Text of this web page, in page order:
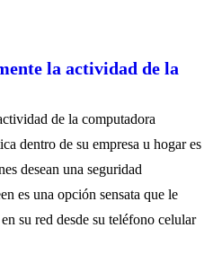
la actividad de la
de la computadora
dentro de su empresa u hogar es
desean una seguridad
es una opción sensata que le
su red desde su teléfono celular